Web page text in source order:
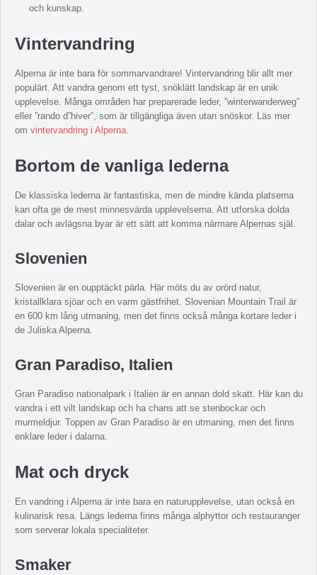
och kunskap.
Vintervandring
Alperna är inte bara för sommarvandrare! Vintervandring blir allt mer
populärt. Att vandra genom ett tyst, snöklätt landskap är en unik
upplevelse. Många områden har preparerade leder, ”winterwanderweg”
eller ”rando d”hiver”, som är tillgängliga även utan snöskor. Läs mer
om vintervandring i Alperna.
Bortom de vanliga lederna
De klassiska lederna är fantastiska, men de mindre kända platserna
kan ofta ge de mest minnesvärda upplevelserna. Att utforska dolda
dalar och avlägsna byar är ett sätt att komma närmare Alpernas själ.
Slovenien
Slovenien är en oupptäckt pärla. Här möts du av orörd natur,
kristallklara sjöar och en varm gästfrihet. Slovenian Mountain Trail är
en 600 km lång utmaning, men det finns också många kortare leder i
de Juliska Alperna.
Gran Paradiso, Italien
Gran Paradiso nationalpark i Italien är en annan dold skatt. Här kan du
vandra i ett vilt landskap och ha chans att se stenbockar och
murmeldjur. Toppen av Gran Paradiso är en utmaning, men det finns
enklare leder i dalarna.
Mat och dryck
En vandring i Alperna är inte bara en naturupplevelse, utan också en
kulinarisk resa. Längs lederna finns många alphyttor och restauranger
som serverar lokala specialiteter.
Smaker